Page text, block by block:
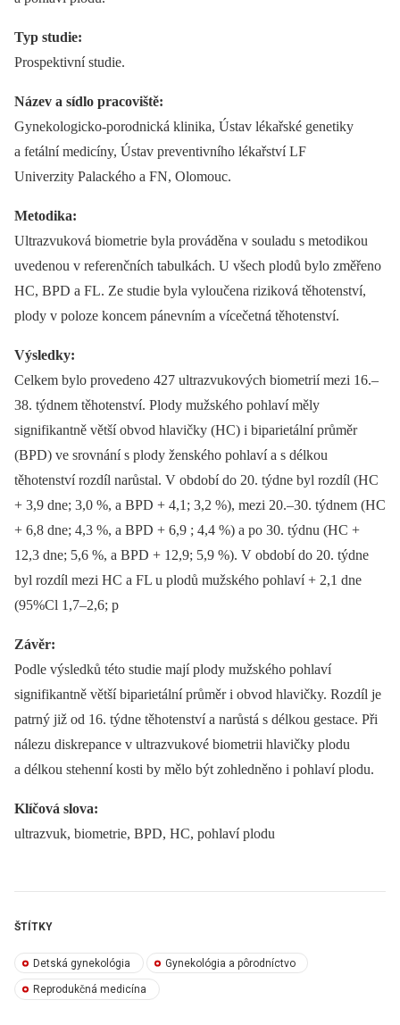
Typ studie:
Prospektivní studie.
Název a sídlo pracoviště:
Gynekologicko-porodnická klinika, Ústav lékařské genetiky
a fetální medicíny, Ústav preventivního lékařství LF
Univerzity Palackého a FN, Olomouc.
Metodika:
Ultrazvuková biometrie byla prováděna v souladu s metodikou
uvedenou v referenčních tabulkách. U všech plodů bylo změřeno
HC, BPD a FL. Ze studie byla vyloučena riziková těhotenství,
plody v poloze koncem pánevním a vícečetná těhotenství.
Výsledky:
Celkem bylo provedeno 427 ultrazvukových biometrií mezi 16.–
38. týdnem těhotenství. Plody mužského pohlaví měly
signifikantně větší obvod hlavičky (HC) i biparietální průměr
(BPD) ve srovnání s plody ženského pohlaví a s délkou
těhotenství rozdíl narůstal. V období do 20. týdne byl rozdíl (HC
+ 3,9 dne; 3,0 %, a BPD + 4,1; 3,2 %), mezi 20.–30. týdnem (HC
+ 6,8 dne; 4,3 %, a BPD + 6,9 ; 4,4 %) a po 30. týdnu (HC +
12,3 dne; 5,6 %, a BPD + 12,9; 5,9 %). V období do 20. týdne
byl rozdíl mezi HC a FL u plodů mužského pohlaví + 2,1 dne
(95%Cl 1,7–2,6; p
Závěr:
Podle výsledků této studie mají plody mužského pohlaví
signifikantně větší biparietální průměr i obvod hlavičky. Rozdíl je
patrný již od 16. týdne těhotenství a narůstá s délkou gestace. Při
nálezu diskrepance v ultrazvukové biometrii hlavičky plodu
a délkou stehenní kosti by mělo být zohledněno i pohlaví plodu.
Klíčová slova:
ultrazvuk, biometrie, BPD, HC, pohlaví plodu
ŠTÍTKY
Detská gynekológia Gynekológia a pôrodníctvo
Reprodukčná medicína